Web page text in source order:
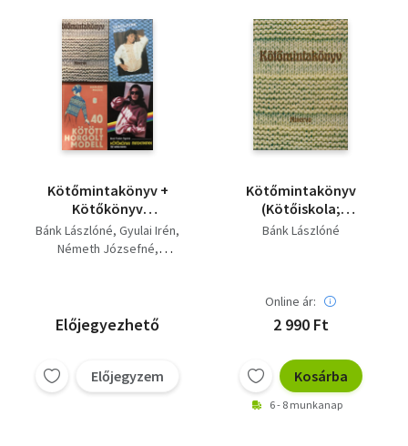
Kötőmintakönyv +
Kötőkönyv
mindenkinek +
Tanuljunk kötni + 40
Bánk Lászlóné Gyulai Irén
Németh Józsefné
Előjegyezhető
Előjegyzem
Kötőmintakönyv
(Kötőiskola;
Kötésminták;
Bánk Lászlóné
Online ár:
2 990 Ft
Kosárba
6 - 8 munkanap